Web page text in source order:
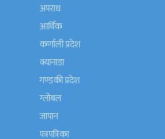
अपराध
आर्थिक
कर्णाली प्रदेश
क्यानाडा
गण्डकी प्रदेश
ग्लोबल
जापान
पत्रपत्रिका